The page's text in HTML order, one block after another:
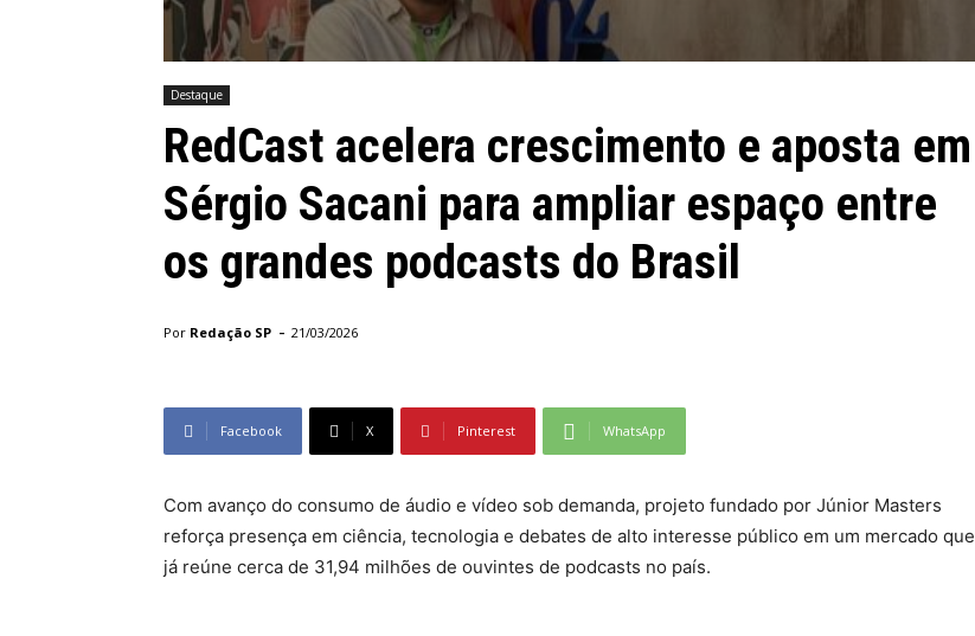
Destaque
RedCast acelera crescimento e aposta em
Sérgio Sacani para ampliar espaço entre
os grandes podcasts do Brasil
Por Redação SP - 21/03/2026
Facebook X Pinterest WhatsApp
Com avanço do consumo de áudio e vídeo sob demanda, projeto fundado por Júnior Masters
reforça presença em ciência, tecnologia e debates de alto interesse público em um mercado que
já reúne cerca de 31,94 milhões de ouvintes de podcasts no país.